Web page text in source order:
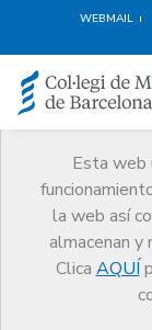
WEBMAIL
Esta web
la web así
almacenan y
Clica AQUÍ
Médicos
Trámites
Incapacidad